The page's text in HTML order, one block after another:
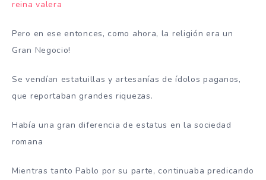
reina valera
Pero en ese entonces, como ahora, la religión era un
Gran Negocio!
Se vendían estatuillas y artesanías de ídolos paganos,
que reportaban grandes riquezas.
Había una gran diferencia de estatus en la sociedad
romana
Mientras tanto Pablo por su parte, continuaba predicando